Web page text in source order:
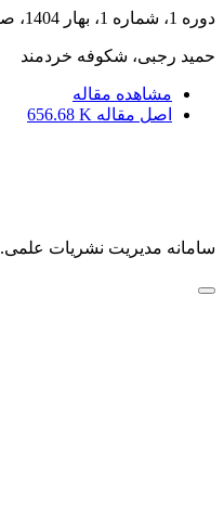
دوره 1، شماره 1، بهار 1404، صفحه
حمید رجبی، شکوفه خردمند
مشاهده مقاله
اصل مقاله 656.68 K
سامانه مدیریت نشریات علمی.